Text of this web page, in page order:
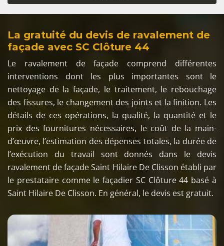
La gratuité du devis de ravalement de
façade avec SC Clôture 44
Le ravalement de façade comprend différentes
interventions dont les plus importantes sont le
nettoyage de la façade, le traitement, le rebouchage
des fissures, le changement des joints et la finition. Les
détails de ces opérations, la qualité, la quantité et le
prix des fournitures nécessaires, le coût de la main-
d’œuvre, l’estimation des dépenses totales, la durée de
l’exécution du travail sont donnés dans le devis
ravalement de façade Saint Hilaire De Clisson établi par
le prestataire comme le façadier SC Clôture 44 basé à
Saint Hilaire De Clisson. En général, le devis est gratuit.